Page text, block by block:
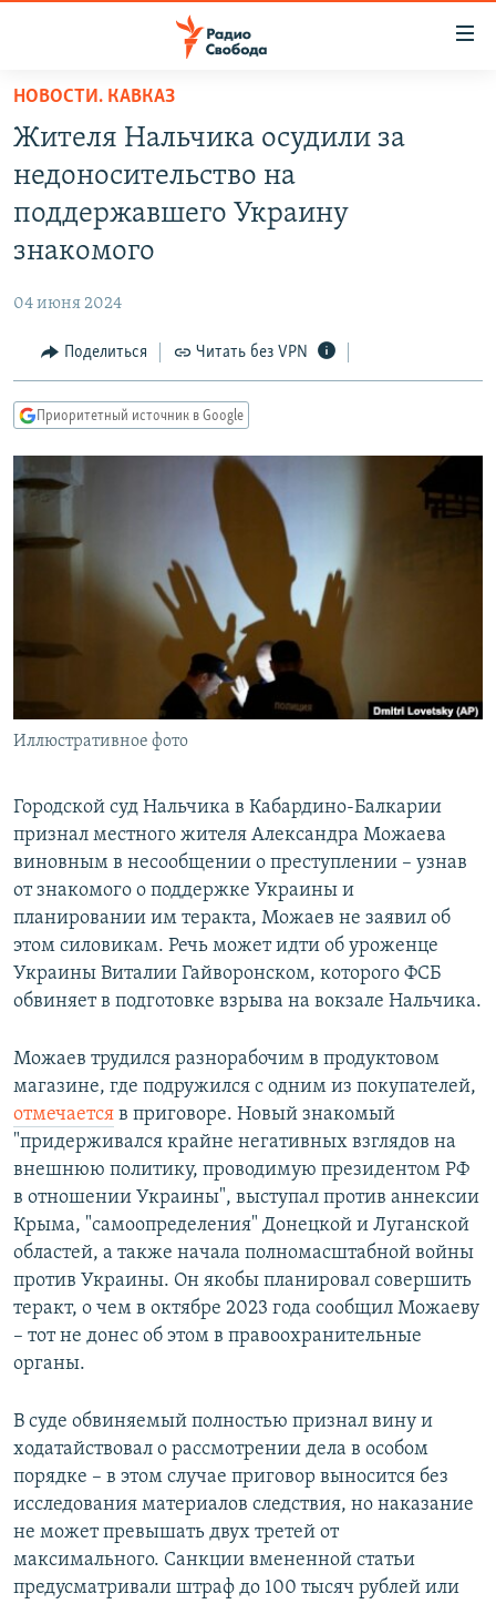
упрощенного
доступа
основному
содержанию
навигации
Вернутся
IDEL.РЕАЛИИ
КАВКАЗ.РЕАЛИИ
СИБИРЬ.РЕАЛИИ
РАСПИСАНИЕ ВЕЩАНИЯ
ПОДПИШИТЕСЬ НА РАССЫЛКУ
СОЦИАЛЬНЫЕ СЕТИ
НОВОСТИ. КАВКАЗ
Жителя Нальчика осудили за
недоносительство на
поддержавшего Украину
знакомого
04 июня 2024
Поделиться Читать без VPN
Приоритетный источник в Google
Иллюстративное фото
Городской суд Нальчика в Кабардино-Балкарии
признал местного жителя Александра Можаева
виновным в несообщении о преступлении – узнав
от знакомого о поддержке Украины и
планировании им теракта, Можаев не заявил об
этом силовикам. Речь может идти об уроженце
Украины Виталии Гайворонском, которого ФСБ
обвиняет в подготовке взрыва на вокзале Нальчика.
Можаев трудился разнорабочим в продуктовом
магазине, где подружился с одним из покупателей,
отмечается в приговоре. Новый знакомый
"придерживался крайне негативных взглядов на
внешнюю политику, проводимую президентом РФ
в отношении Украины", выступал против аннексии
Крыма, "самоопределения" Донецкой и Луганской
областей, а также начала полномасштабной войны
против Украины. Он якобы планировал совершить
теракт, о чем в октябре 2023 года сообщил Можаеву
– тот не донес об этом в правоохранительные
органы.
В суде обвиняемый полностью признал вину и
ходатайствовал о рассмотрении дела в особом
порядке – в этом случае приговор выносится без
исследования материалов следствия, но наказание
не может превышать двух третей от
максимального. Санкции вмененной статьи
предусматривали штраф до 100 тысяч рублей или